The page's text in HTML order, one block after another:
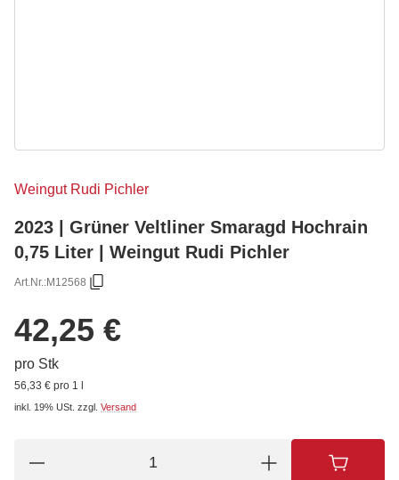
Weingut Rudi Pichler
2023 | Grüner Veltliner Smaragd Hochrain
0,75 Liter | Weingut Rudi Pichler
Art.Nr.:M12568
42,25 €
pro Stk
56,33 € pro 1 l
inkl. 19% USt. zzgl. Versand